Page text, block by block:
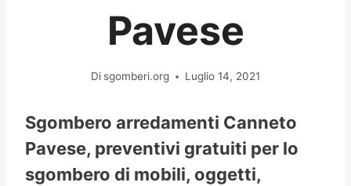
Pavese
Di sgomberi.org Luglio 14, 2021
Sgombero arredamenti Canneto
Pavese, preventivi gratuiti per lo
sgombero di mobili, oggetti,